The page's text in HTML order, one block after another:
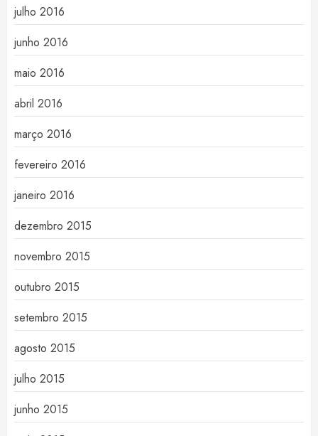
julho 2016
junho 2016
maio 2016
abril 2016
março 2016
fevereiro 2016
janeiro 2016
dezembro 2015
novembro 2015
outubro 2015
setembro 2015
agosto 2015
julho 2015
junho 2015